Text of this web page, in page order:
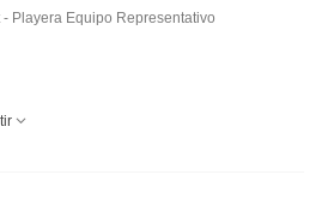
Playera Equipo Representativo